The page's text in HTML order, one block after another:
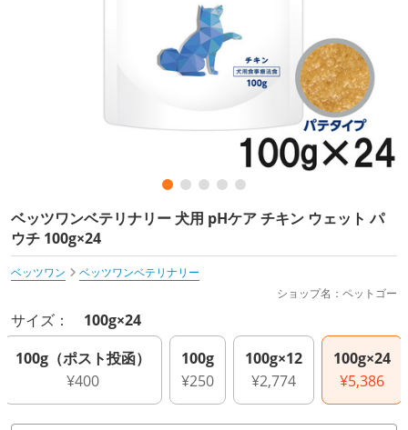
ベッツワンベテリナリー 犬用 pHケア チキン ウェット パ
ウチ 100g×24
ベッツワン
ベッツワンベテリナリー
ショップ名：ペットゴー
サイズ： 100g×24
100g（ポスト投函）
¥400
100g
¥250
100g×12
¥2,774
100g×24
¥5,386